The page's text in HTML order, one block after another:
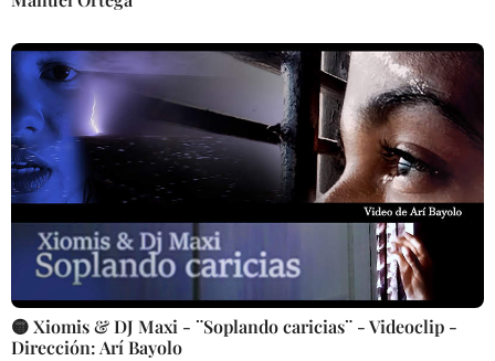
🟡 Xiomis & DJ Maxi - ¨Soplando caricias¨ - Videoclip -
Dirección: Arí Bayolo